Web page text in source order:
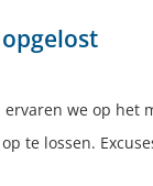
ervaren we op
te lossen.